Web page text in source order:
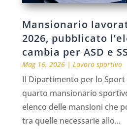
Mansionario
2026, pubblicato
cambia per ASD e
Mag 16, 2026| Lavoro sportivo
Il Dipartimento per lo
quarto mansionario
elenco delle mansioni che
tra quelle necessarie allo...